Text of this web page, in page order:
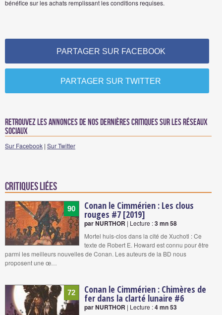
bénéfice sur les achats remplissant les conditions requises.
PARTAGER SUR FACEBOOK
PARTAGER SUR TWITTER
Retrouvez les annonces de nos dernières critiques sur les réseaux
sociaux
Sur Facebook | Sur Twitter
Critiques liées
90 Conan le Cimmérien : Les clous
rouges #7 [2019]
par NURTHOR | Lecture :3 mn 58
Mortel huis-clos dans la cité de Xuchotl : Ce
texte de Robert E. Howard est connu pour être
parmi les meilleurs nouvelles de Conan. Les auteurs de la BD nous
proposent une œ…
72 Conan le Cimmérien : Chimères de
fer dans la clarté lunaire #6
par NURTHOR | Lecture :4 mn 53